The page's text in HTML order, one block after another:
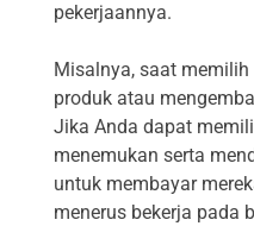
pekerjaannya.
Misalnya, saat
produk atau
Jika Anda dapat
menemukan serta
untuk membayar
menerus bekerja pada